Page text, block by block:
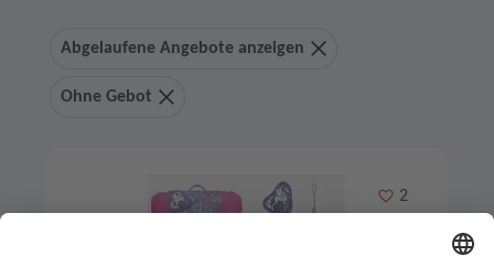
Abgelaufene Angebote anzeigen
Ohne Gebot
Merken
2